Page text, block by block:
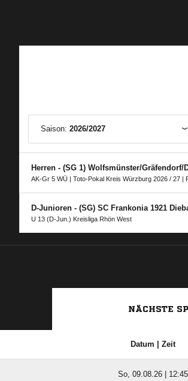
Saison: 2026/2027
Herren - (SG 1) Wolfsmünster/​Gräfendorf/​
AK-Gr 5 WÜ | Toto-Pokal Kreis Würzburg 2026 / 27 |
D-Junioren - (SG) SC Frankonia 1921
U 13 (D-Jun.) Kreisliga Rhön West
NÄCHSTE
Datum | Zeit
So, 09.08.26 | 12:45